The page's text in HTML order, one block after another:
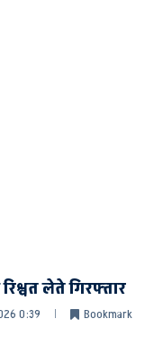
लेते गिरफ्तार
0:39
Bookmark